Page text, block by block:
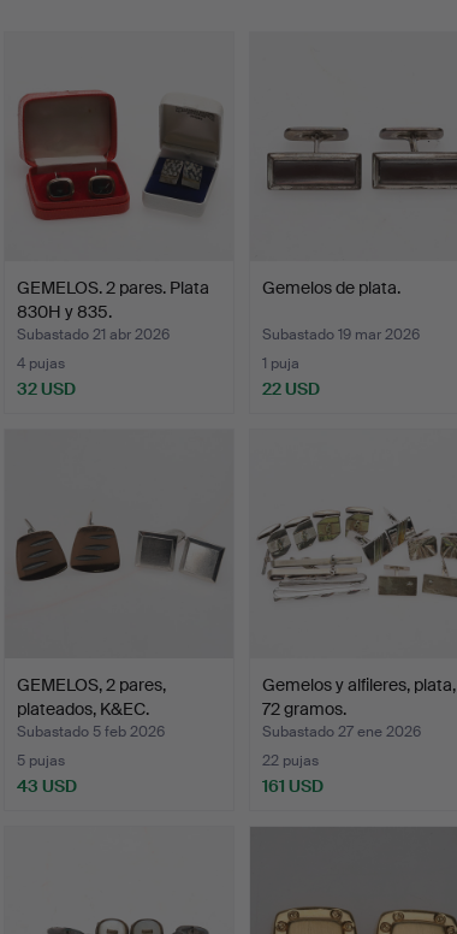
GEMELOS. 2 pares. Plata
830H y 835.
Subastado 21 abr 2026
4 pujas
32 USD
Gemelos de plata.
Subastado 19 mar 2026
1 puja
22 USD
GEMELOS, 2 pares,
plateados, K&EC.
Subastado 5 feb 2026
5 pujas
43 USD
Gemelos y alfileres, plata,
72 gramos.
Subastado 27 ene 2026
22 pujas
161 USD